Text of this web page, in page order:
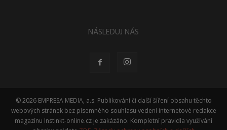
NÁSLEDUJ NÁS
© 2026 EMPRESA MEDIA, a.s. Publikování či další šíření obsahu těchto
webových stránek bez písemného souhlasu vedení internetové redakce
magazínu Instinkt-online.cz je zakázáno. Kompletní pravidla využívání